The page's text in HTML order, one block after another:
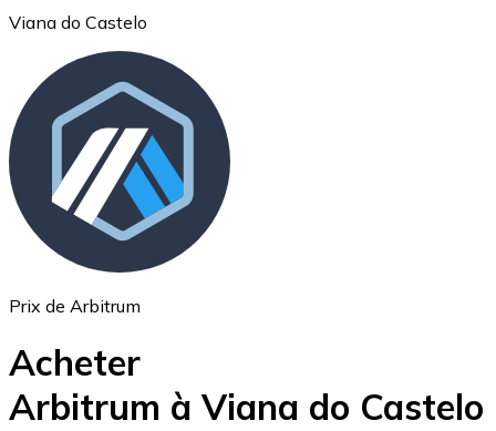
Ethereum
ETH
Viana do Castelo
Prix de Arbitrum
Acheter
Arbitrum à Viana do Castelo